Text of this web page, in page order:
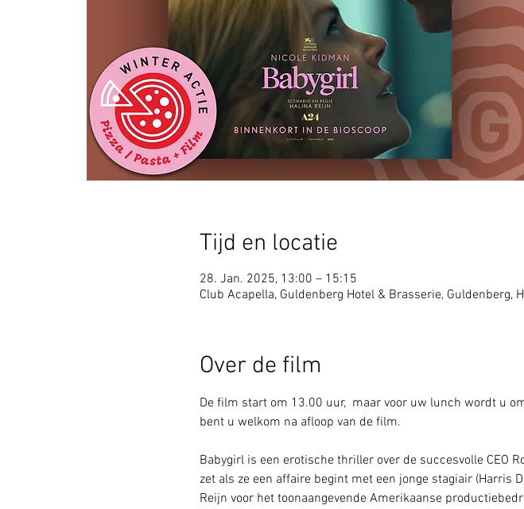
Tijd en locatie
28. Jan. 2025, 13:00 – 15:15
Club Acapella, Guldenberg Hotel & Brasserie, Guldenberg,
Over de film
De film start om 13.00 uur,  maar voor uw lunch wordt u
bent u welkom na afloop van de film.
Babygirl is een erotische thriller over de succesvolle CEO
zet als ze een affaire begint met een jonge stagiair (Harris
Reijn voor het toonaangevende Amerikaanse